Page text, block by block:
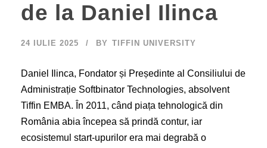
de la Daniel Ilinca
24 IULIE 2025 BY TIFFIN UNIVERSITY
Daniel Ilinca, Fondator și Președinte al Consiliului de
Administrație Softbinator Technologies, absolvent
Tiffin EMBA. În 2011, când piața tehnologică din
România abia începea să prindă contur, iar
ecosistemul start-upurilor era mai degrabă o